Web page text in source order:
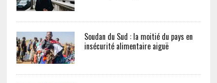
Soudan du Sud : la moitié du pays en
insécurité alimentaire aiguë